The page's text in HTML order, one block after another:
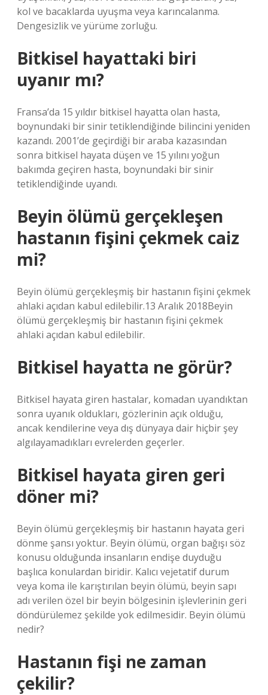
kol ve bacaklarda uyuşma veya karıncalanma.
Dengesizlik ve yürüme zorluğu.
Bitkisel hayattaki biri
uyanır mı?
Fransa’da 15 yıldır bitkisel hayatta olan hasta,
boynundaki bir sinir tetiklendiğinde bilincini yeniden
kazandı. 2001’de geçirdiği bir araba kazasından
sonra bitkisel hayata düşen ve 15 yılını yoğun
bakımda geçiren hasta, boynundaki bir sinir
tetiklendiğinde uyandı.
Beyin ölümü gerçekleşen
hastanın fişini çekmek caiz
mi?
Beyin ölümü gerçekleşmiş bir hastanın fişini çekmek
ahlaki açıdan kabul edilebilir.13 Aralık 2018Beyin
ölümü gerçekleşmiş bir hastanın fişini çekmek
ahlaki açıdan kabul edilebilir.
Bitkisel hayatta ne görür?
Bitkisel hayata giren hastalar, komadan uyandıktan
sonra uyanık oldukları, gözlerinin açık olduğu,
ancak kendilerine veya dış dünyaya dair hiçbir şey
algılayamadıkları evrelerden geçerler.
Bitkisel hayata giren geri
döner mi?
Beyin ölümü gerçekleşmiş bir hastanın hayata geri
dönme şansı yoktur. Beyin ölümü, organ bağışı söz
konusu olduğunda insanların endişe duyduğu
başlıca konulardan biridir. Kalıcı vejetatif durum
veya koma ile karıştırılan beyin ölümü, beyin sapı
adı verilen özel bir beyin bölgesinin işlevlerinin geri
döndürülemez şekilde yok edilmesidir. Beyin ölümü
nedir?
Hastanın fişi ne zaman
çekilir?